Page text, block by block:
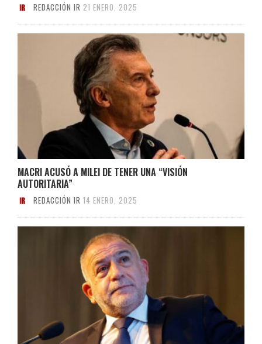
REDACCIÓN IR 21 ENERO, 2025
MACRI ACUSÓ A MILEI DE TENER UNA “VISIÓN
AUTORITARIA”
REDACCIÓN IR 14 ENERO, 2025